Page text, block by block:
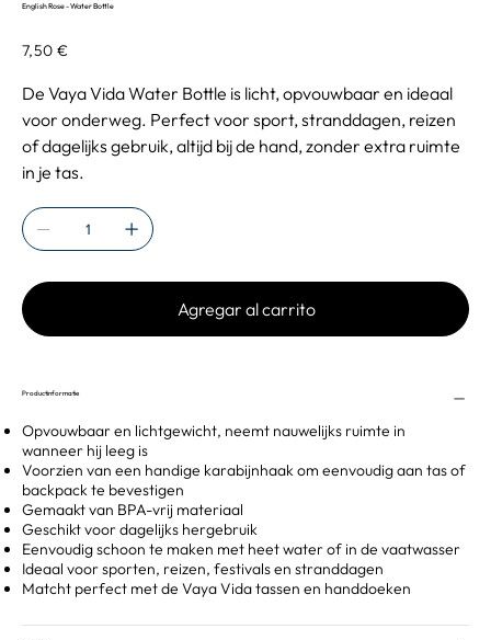
English Rose - Water Bottle
Precio
7,50 €
De Vaya Vida Water Bottle is licht, opvouwbaar en ideaal
voor onderweg. Perfect voor sport, stranddagen, reizen
of dagelijks gebruik, altijd bij de hand, zonder extra ruimte
in je tas.
Agregar al carrito
Productinformatie
Opvouwbaar en lichtgewicht, neemt nauwelijks ruimte in
wanneer hij leeg is
Voorzien van een handige karabijnhaak om eenvoudig aan tas of
backpack te bevestigen
Gemaakt van BPA-vrij materiaal
Geschikt voor dagelijks hergebruik
Eenvoudig schoon te maken met heet water of in de vaatwasser
Ideaal voor sporten, reizen, festivals en stranddagen
Matcht perfect met de Vaya Vida tassen en handdoeken